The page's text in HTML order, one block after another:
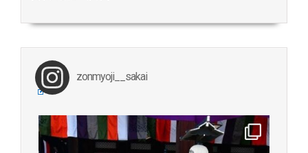
zonmyoji__sakai